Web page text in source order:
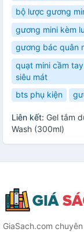
bộ lược gương
gương mini kèm
gương bác quân
quạt mini cầm
siêu mát
bts phụ kiện
Liên kết: Gel tắm
Wash (300ml)
GiaSach.com